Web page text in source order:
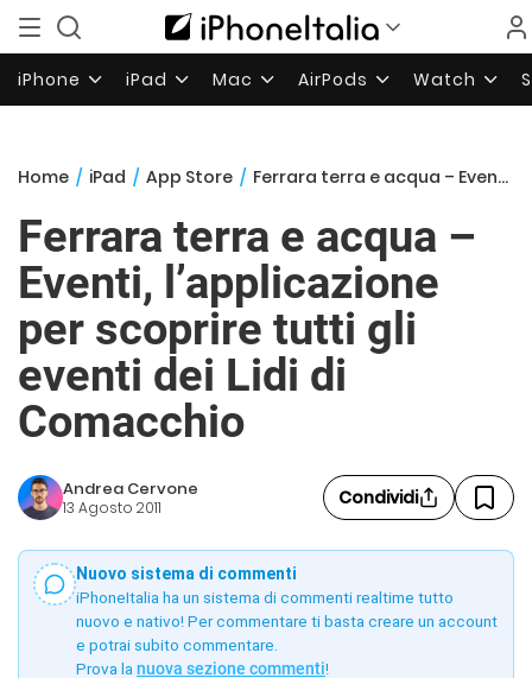
iPhone iPad Mac AirPods Watch
Home / iPad / App Store / Ferrara terra e acqua – Eventi, l’applicazione per scoprire tutti gli eventi dei Lidi di Comacchio
Ferrara terra e acqua –
Eventi, l’applicazione
per scoprire tutti gli
eventi dei Lidi di
Comacchio
Andrea Cervone
13 Agosto 2011 Condividi
Nuovo sistema di commenti
iPhoneItalia ha un sistema di commenti realtime tutto
nuovo e nativo! Per commentare ti basta creare un account
e potrai subito commentare.
Prova la nuova sezione commenti!